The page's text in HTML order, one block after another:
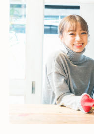
渋谷宇田川町店／錦
恵比寿店／麻布十番
蒲田店／横浜鶴屋町
たまプラーザ店／溝
船橋店／柏店／津田
京急蒲田店／西新宿
焼売のジョー
新宿歌舞伎町店／錦
多摩センター店／川
大宮店／大阪駅前第